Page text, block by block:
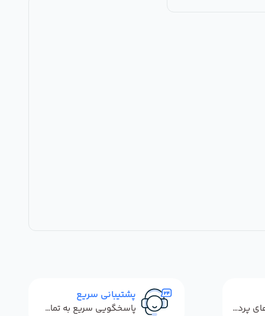
استفاده از روش‌های پرداخت امن
پشتیبانی سریع
پاسخگویی سریع به تماس‌ها و پیام‌ها